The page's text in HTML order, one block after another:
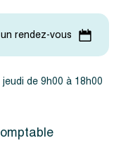
de 9h00 à 18h00
rendez-vous